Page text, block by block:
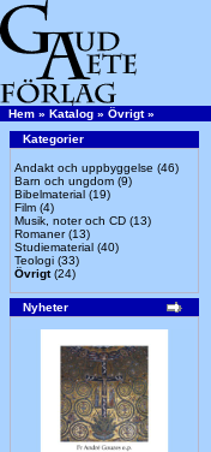
Hem » Katalog » Övrigt»
Kategorier
Andakt och uppbyggelse (46)
Barn och ungdom (9)
Bibelmaterial (19)
Film (4)
Musik, noter och CD (13)
Romaner(13)
Studiematerial (40)
Teologi (33)
Övrigt(24)
Nyheter